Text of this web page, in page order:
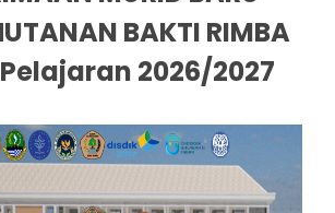
BAKTI RIMBA
2026/2027